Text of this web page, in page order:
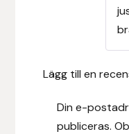
Lägg till en
Din e-
publiceras.
J&S Saddlery
Källquist Equestrian